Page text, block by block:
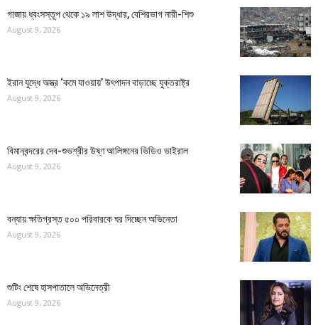
গাজায় ধ্বংসস্তূপ থেকে ১৯ লাশ উদ্ধার, বেশিরভাগ নারী-শিশু
August 9, 2026
ইরান যুদ্ধে অস্ত্র ‘কমে যাওয়ায়’ উৎপাদন বাড়াচ্ছে যুক্তরাষ্ট্র
August 9, 2026
বিমানবন্দরের দেব-শুভশ্রীর উষ্ণ আলিঙ্গনের ভিডিও ভাইরাল
August 9, 2026
বন্যায় ক্ষতিগ্রস্ত ৫০০ পরিবারকে ঘর দিচ্ছেন অভিনেতা
August 9, 2026
শুটিং শেষে হাসপাতালে অভিনেত্রী
August 9, 2026